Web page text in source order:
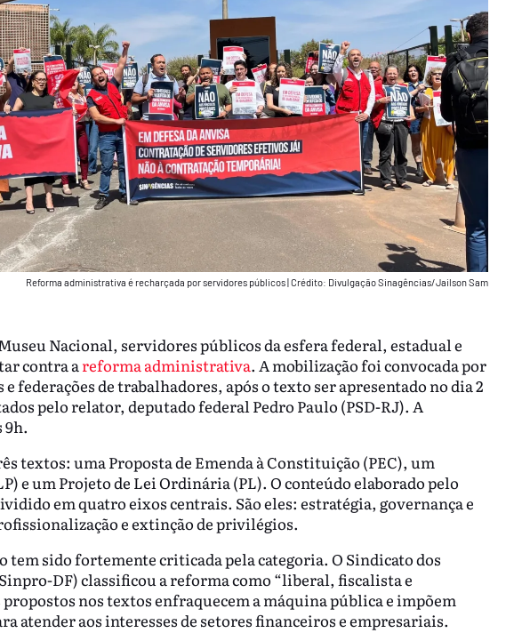
Reforma administrativa é recharçada por servidores públicos|Crédito: Divulgação Sinagências/Jailson Sam
Nacional, servidores públicos da esfera federal, estadual e
contra areforma administrativa. A mobilização foi convocada por
federações de trabalhadores, após o texto ser apresentado no dia 2
pelo relator, deputado federal Pedro Paulo (PSD-RJ). A
9h.
textos: uma Proposta de Emenda à Constituição (PEC), um
e um Projeto de Lei Ordinária (PL). O conteúdo elaborado pelo
em quatro eixos centrais. São eles: estratégia, governança e
e extinção de privilégios.
tem sido fortemente criticada pela categoria. O Sindicato dos
DF) classificou a reforma como “liberal, fiscalista e
nos textos enfraquecem a máquina pública e impõem
atender aos interesses de setores financeiros e empresariais.